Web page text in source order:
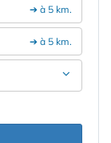
➔ à 5 km.
➔ à 5 km.